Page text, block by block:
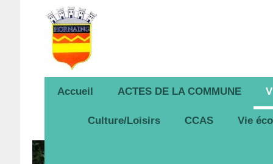
Accueil ACTES DE LA COMMUNE
Culture/Loisirs CCAS Vie